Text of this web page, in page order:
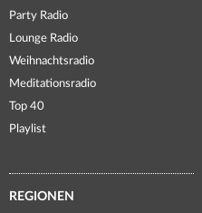
Party Radio
Lounge Radio
Weihnachtsradio
Meditationsradio
Top 40
Playlist
REGIONEN